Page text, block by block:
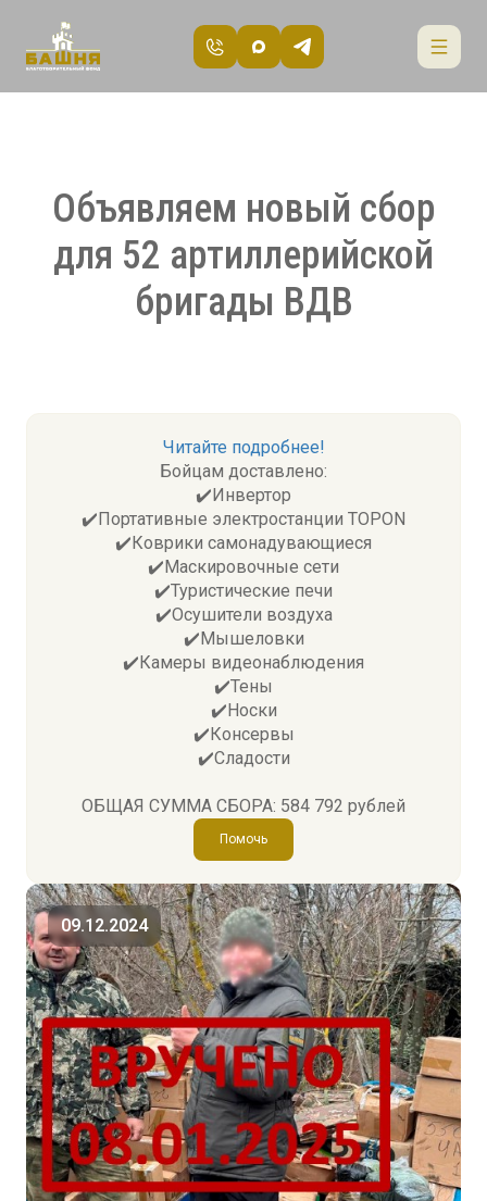
Объявляем новый сбор
для 52 артиллерийской
бригады ВДВ
Читайте подробнее!
Бойцам доставлено:
✔️Инвертор
✔️Портативные электростанции TOPON
✔️Коврики самонадувающиеся
✔️Маскировочные сети
✔️Туристические печи
✔️Осушители воздуха
✔️Мышеловки
✔️Камеры видеонаблюдения
✔️Тены
✔️Носки
✔️Консервы
✔️Сладости
ОБЩАЯ СУММА СБОРА: 584 792 рублей
Помочь
09.12.2024